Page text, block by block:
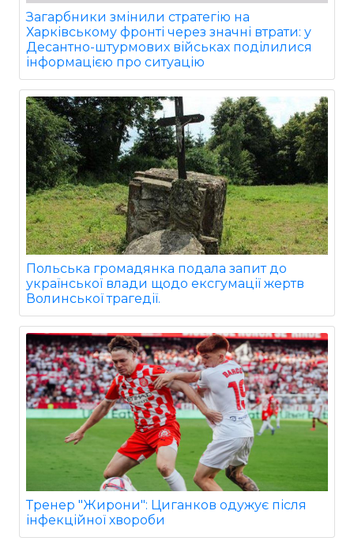
Загарбники змінили стратегію на
Харківському фронті через значні втрати: у
Десантно-штурмових військах поділилися
інформацією про ситуацію
Польська громадянка подала запит до
української влади щодо ексгумації жертв
Волинської трагедії.
Тренер "Жирони": Циганков одужує після
інфекційної хвороби